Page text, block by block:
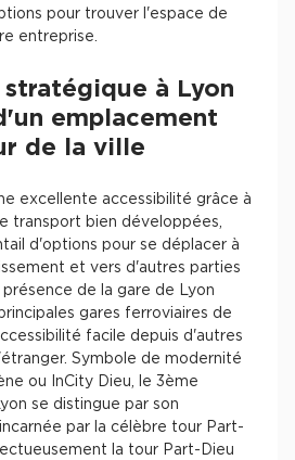
pour trouver l'espace de
entreprise.
à Lyon
emplacement
de la ville
excellente accessibilité grâce à
transport bien développées,
d'options pour se déplacer à
et vers d'autres parties
présence de la gare de Lyon
gares ferroviaires de
facile depuis d'autres
Symbole de modernité
ou InCity Dieu, le 3ème
se distingue par son
par la célèbre tour Part-
la tour Part-Dieu